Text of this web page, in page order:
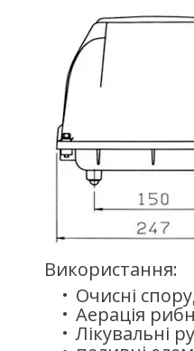
Використання:
Очисні
Аерація
Лікувальні